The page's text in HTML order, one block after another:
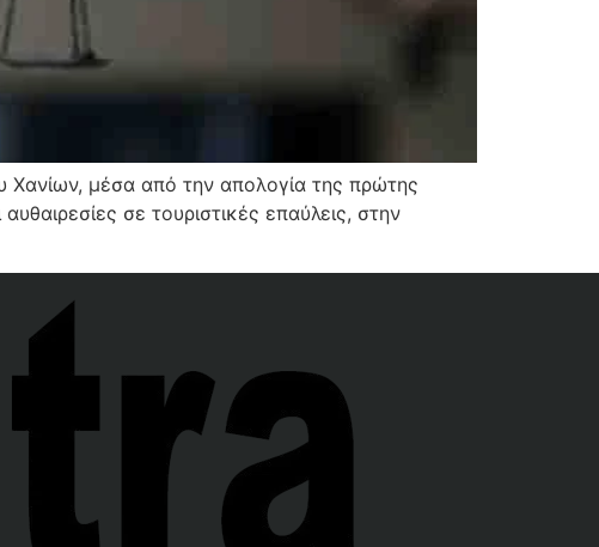
Χανίων, μέσα από την απολογία της πρώτης
σε τουριστικές επαύλεις, στην